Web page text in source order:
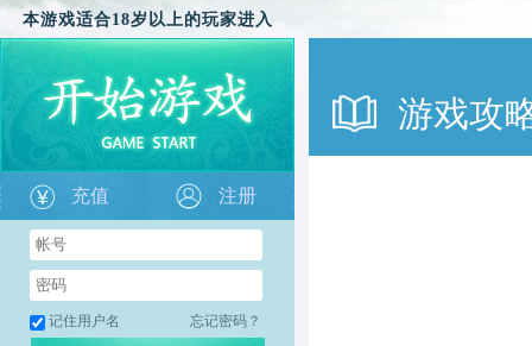
本游戏适合18岁以上的玩家进入
充值 注册
记住用户名 忘记密码？
游戏攻